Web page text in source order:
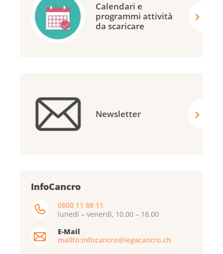
Calendari e
programmi attività
da scaricare
Newsletter
InfoCancro
0800 11 88 11
lunedì – venerdì, 10.00 – 18.00
E-Mail
mailto:infocancro@legacancro.ch